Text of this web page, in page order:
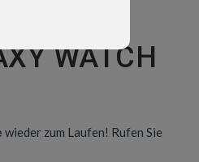
WATCH
wieder zum Laufen! Rufen Sie